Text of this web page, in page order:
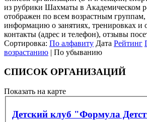
из рубрики Шахматы в Академическом
отображен по всем возрастным
информацию о занятиях, тренировках и
контакты (адрес и телефон), отзывы
Сортировка: По алфавиту Дата Рейтинг
возрастанию | По убыванию
СПИСОК ОРГАНИЗАЦИЙ
Показать на карте
Детский клуб "Формула